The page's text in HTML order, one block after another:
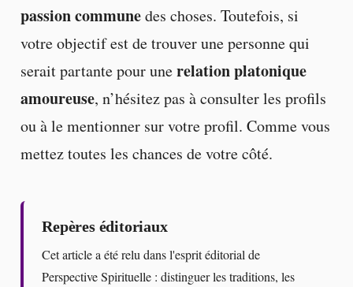
passion communedes choses. Toutefois, si
votre objectif est de trouver une personne qui
serait partante pour unerelation platonique
amoureuse, n’hésitez pas à consulter les profils
ou à le mentionner sur votre profil. Comme vous
mettez toutes les chances de votre côté.
Repères éditoriaux
Cet article a été relu dans l'esprit éditorial de
Perspective Spirituelle : distinguer les traditions, les